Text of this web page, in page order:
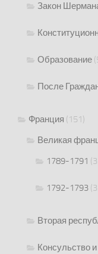
Закон
Образование
После
Франция (151)
Великая
1789-1791
1792-1793
Вторая
Консульство